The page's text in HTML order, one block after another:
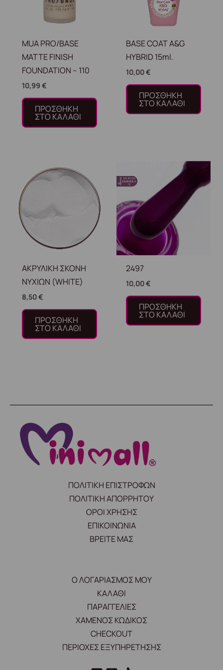
MUA PRO/BASE
MATTE FINISH
FOUNDATION – 110
10,99 €
ΠΡΟΣΘΉΚΗ
ΣΤΟ ΚΑΛΆΘΙ
BASE COAT A&G
HYBRID 15ml.
10,00€
ΠΡΟΣΘΉΚΗ
ΣΤΟ ΚΑΛΆΘΙ
ΑΚΡΥΛΙΚΗ ΣΚΟΝΗ
ΝΥΧΙΩΝ (WHITE)
8,50€
ΠΡΟΣΘΉΚΗ
ΣΤΟ ΚΑΛΆΘΙ
2497
10,00€
ΠΡΟΣΘΉΚΗ
ΣΤΟ ΚΑΛΆΘΙ
ΠΟΛΙΤΙΚΗ ΕΠΙΣΤΡΟΦΩΝ
ΠΟΛΙΤΙΚΗ ΑΠΟΡΡΗΤΟΥ
ΟΡΟΙ ΧΡΗΣΗΣ
ΕΠΙΚΟΙΝΩΝΙΑ
ΒΡΕΙΤΕ ΜΑΣ
Ο ΛΟΓΑΡΙΑΣΜΟΣ ΜΟΥ
ΚΑΛΑΘΙ
ΠΑΡΑΓΓΕΛΙΕΣ
ΧΑΜΕΝΟΣ ΚΩΔΙΚΟΣ
CHECKOUT
ΠΕΡΙΟΧΕΣ ΕΞΥΠΗΡΕΤΗΣΗΣ